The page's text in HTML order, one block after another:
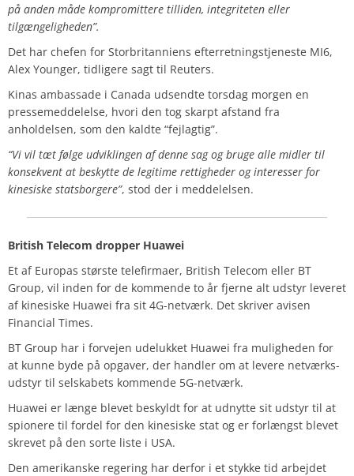
på anden måde kompromittere tilliden, integriteten eller
tilgængeligheden”.
Det har chefen for Storbritanniens efterretningstjeneste MI6,
Alex Younger, tidligere sagt til Reuters.
Kinas ambassade i Canada udsendte torsdag morgen en
pressemeddelelse, hvori den tog skarpt afstand fra
anholdelsen, som den kaldte “fejlagtig”.
“Vi vil tæt følge udviklingen af denne sag og bruge alle midler til
konsekvent at beskytte de legitime rettigheder og interesser for
kinesiske statsborgere”, stod der i meddelelsen.
British Telecom dropper Huawei
Et af Europas største telefirmaer, British Telecom eller BT
Group, vil inden for de kommende to år fjerne alt udstyr leveret
af kinesiske Huawei fra sit 4G-netværk. Det skriver avisen
Financial Times.
BT Group har i forvejen udelukket Huawei fra muligheden for
at kunne byde på opgaver, der handler om at levere netværks-
udstyr til selskabets kommende 5G-netværk.
Huawei er længe blevet beskyldt for at udnytte sit udstyr til at
spionere til fordel for den kinesiske stat og er forlængst blevet
skrevet på den sorte liste i USA.
Den amerikanske regering har derfor i et stykke tid arbejdet